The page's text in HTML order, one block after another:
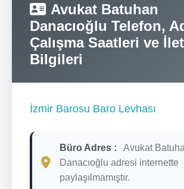
Avukat Batuhan
Danacıoğlu Telefon,
Çalışma Saatleri ve
Bilgileri
İzmir Barosu Baro Levhası
Büro Adres :
Avukat
Danacıoğlu adresi internette
paylaşılmamıştır.